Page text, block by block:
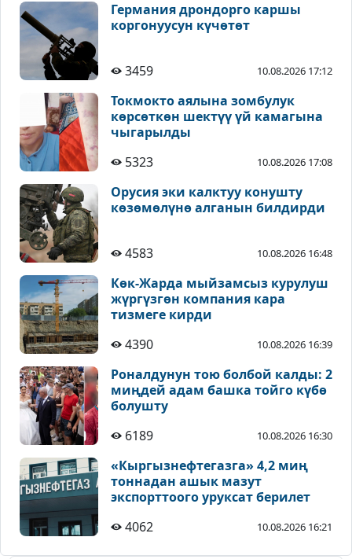
Германия дрондорго каршы
коргонуусун күчөтөт
3459 10.08.2026 17:12
Токмокто аялына зомбулук
көрсөткөн шектүү үй камагына
чыгарылды
5323
10.08.2026 17:08
Орусия эки калктуу конушту
көзөмөлүнө алганын билдирди
4583 10.08.2026 16:48
Көк-Жарда мыйзамсыз курулуш
жүргүзгөн компания кара
тизмеге кирди
4390
10.08.2026 16:39
Роналдунун тою болбой калды: 2
миңдей адам башка тойго күбө
болушту
6189
10.08.2026 16:30
«Кыргызнефтегазга» 4,2 миң
тоннадан ашык мазут
экспорттоого уруксат берилет
4062
10.08.2026 16:21